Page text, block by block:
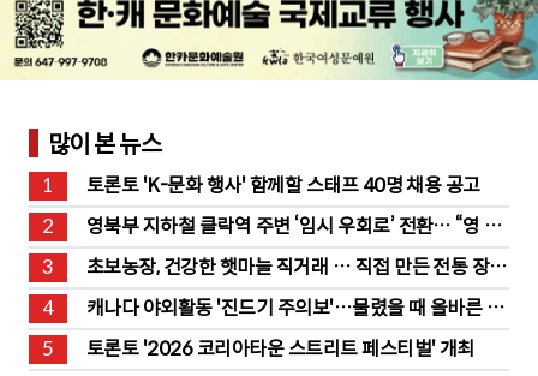
많이 본 뉴스
1
토론토 'K-문화 행사' 함께할 스태프 40명 채용 공고
2
영북부 지하철 클락역 주변 ‘임시 우회로’ 전환… “영 스
트리트 바뀐다”
3
초보농장, 건강한 햇마늘 직거래 … 직접 만든 전통 장류
도 판매
4
캐나다 야외활동 '진드기 주의보'…물렸을 때 올바른 대
처법은?
5
토론토 '2026 코리아타운 스트리트 페스티벌' 개최